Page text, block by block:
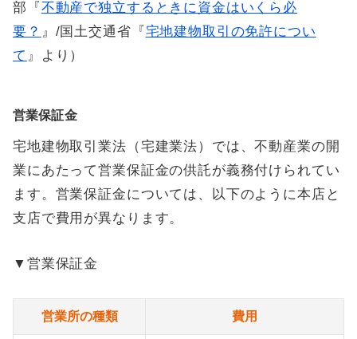
部『不動産で独立するときに資金はいくら必
要？ 』/国土交通省『宅地建物取引の免許につい
て 』より）
営業保証金
宅地建物取引業法（宅建業法）では、不動産業の開
業にあたって営業保証金の供託が義務付けられてい
ます。営業保証金については、以下のように本店と
支店で費用が異なります。
▼営業保証金
営業所の種類 費用